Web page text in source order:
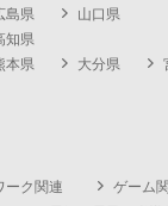
島県
山口県
知県
本県 大分県
ーク関連 ゲーム